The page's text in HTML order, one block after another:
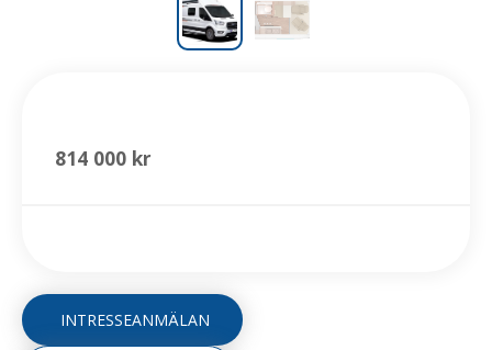
814 000 kr
INTRESSEANMÄLAN